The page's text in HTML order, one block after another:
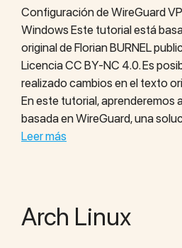
Configuración de WireGuard
Windows Este tutorial está
original de Florian BURNEL
Licencia CC BY-NC 4.0. Es
realizado cambios en el texto
En este tutorial, aprenderemos
basada en WireGuard, una
Leer más
Arch Linux